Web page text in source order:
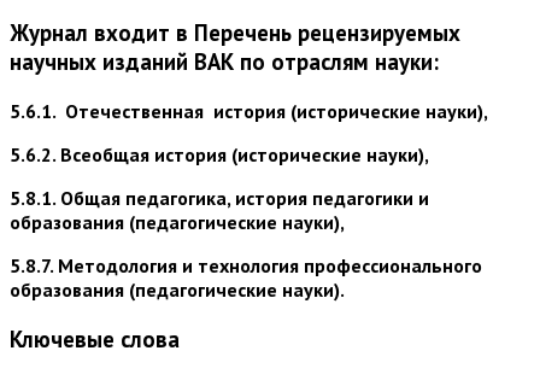
Журнал входит в Перечень рецензируемых
научных изданий ВАК по отраслям науки:
5.6.1. Отечественная история (исторические науки),
5.6.2. Всеобщая история (исторические науки),
5.8.1. Общая педагогика, история педагогики и
образования (педагогические науки),
5.8.7. Методология и технология профессионального
образования (педагогические науки).
Ключевые слова